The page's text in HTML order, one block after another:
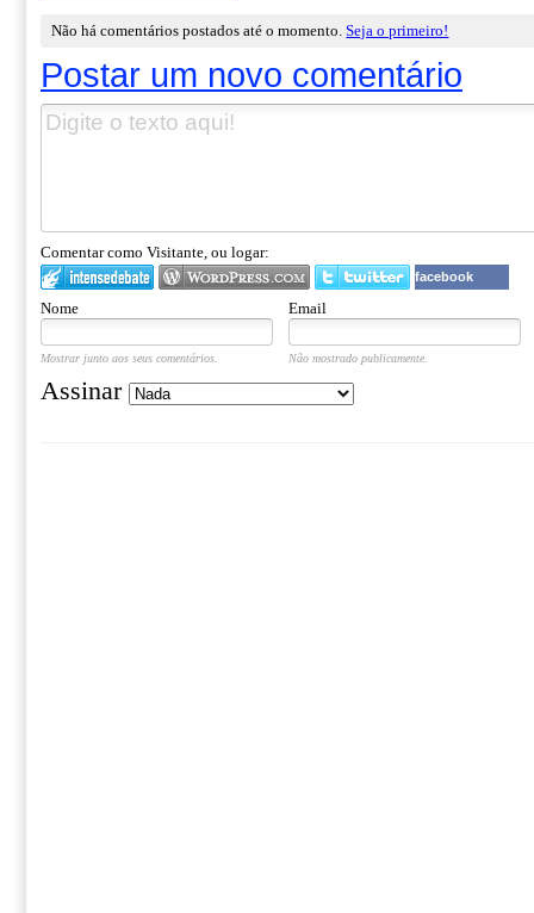
Não há comentários postados até o momento.Seja o primeiro!
Postar um novo comentário
Comentar como Visitante, ou logar:
facebook
Nome Email
Mostrar junto aos seus comentários. Não mostrado publicamente.
Assinar